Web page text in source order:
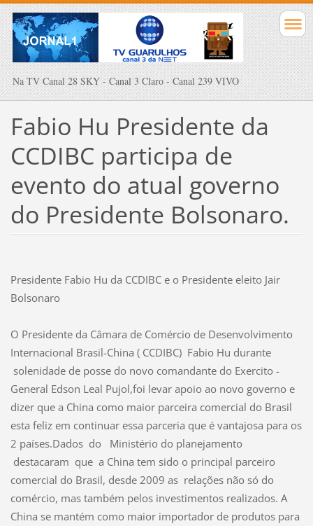
Na TV Canal 28 SKY - Canal 3 Claro - Canal 239 VIVO
Fabio Hu Presidente da
CCDIBC participa de
evento do atual governo
do Presidente Bolsonaro.
Presidente Fabio Hu da CCDIBC e o Presidente eleito Jair
Bolsonaro
O Presidente da Câmara de Comércio de Desenvolvimento
Internacional Brasil-China ( CCDIBC) Fabio Hu durante
solenidade de posse do novo comandante do Exercito -
General Edson Leal Pujol,foi levar apoio ao novo governo e
dizer que a China como maior parceira comercial do Brasil
esta feliz em continuar essa parceria que é vantajosa para os
2 países.Dados do
Ministério do planejamento
destacaram que a China tem sido o principal parceiro
comercial do Brasil, desde 2009 as relações não só do
comércio, mas também pelos investimentos realizados. A
China se mantém como maior importador de produtos para